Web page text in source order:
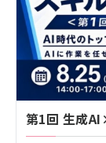
第1回 生成